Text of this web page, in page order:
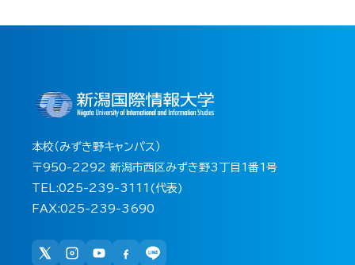
本校（みずき野キャンパス）
〒950-2292 新潟市西区みずき野3丁目1番1号
TEL:025-239-3111(代表)
FAX:025-239-3690